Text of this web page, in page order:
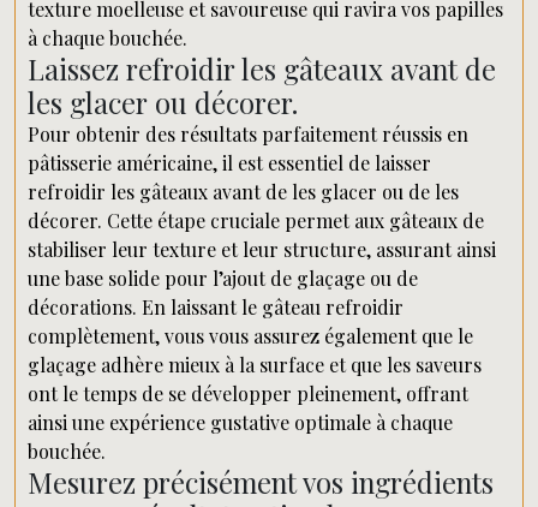
texture moelleuse et savoureuse qui ravira vos papilles
à chaque bouchée.
Laissez refroidir les gâteaux avant de
les glacer ou décorer.
Pour obtenir des résultats parfaitement réussis en
pâtisserie américaine, il est essentiel de laisser
refroidir les gâteaux avant de les glacer ou de les
décorer. Cette étape cruciale permet aux gâteaux de
stabiliser leur texture et leur structure, assurant ainsi
une base solide pour l’ajout de glaçage ou de
décorations. En laissant le gâteau refroidir
complètement, vous vous assurez également que le
glaçage adhère mieux à la surface et que les saveurs
ont le temps de se développer pleinement, offrant
ainsi une expérience gustative optimale à chaque
bouchée.
Mesurez précisément vos ingrédients